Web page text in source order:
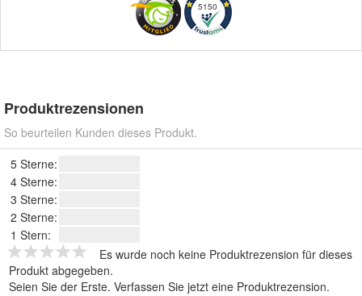
5150
Produktrezensionen
So beurteilen Kunden dieses Produkt.
5 Sterne:
4 Sterne:
3 Sterne:
2 Sterne:
1 Stern:
Es wurde noch keine Produktrezension für dieses
Produkt abgegeben.
Seien Sie der Erste. Verfassen Sie jetzt eine Produktrezension.